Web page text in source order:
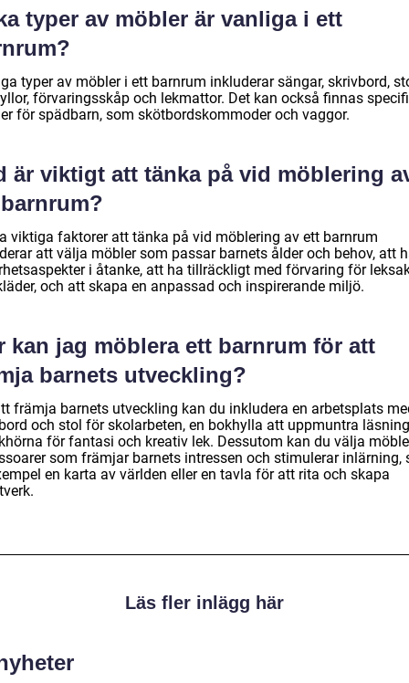
typer av möbler är vanliga i ett
typer av möbler i ett barnrum inkluderar sängar, skrivbord,
förvaringsskåp och lekmattor. Det kan också finnas
för spädbarn, som skötbordskommoder och vaggor.
är viktigt att tänka på vid möblering
viktiga faktorer att tänka på vid möblering av ett barnrum
att välja möbler som passar barnets ålder och behov, att
i åtanke, att ha tillräckligt med förvaring för
och att skapa en anpassad och inspirerande miljö.
kan jag möblera ett barnrum för att
barnets utveckling?
främja barnets utveckling kan du inkludera en arbetsplats
och stol för skolarbeten, en bokhylla att uppmuntra
för fantasi och kreativ lek. Dessutom kan du välja
som främjar barnets intressen och stimulerar inlärning,
en karta av världen eller en tavla för att rita och skapa
Läs fler inlägg här